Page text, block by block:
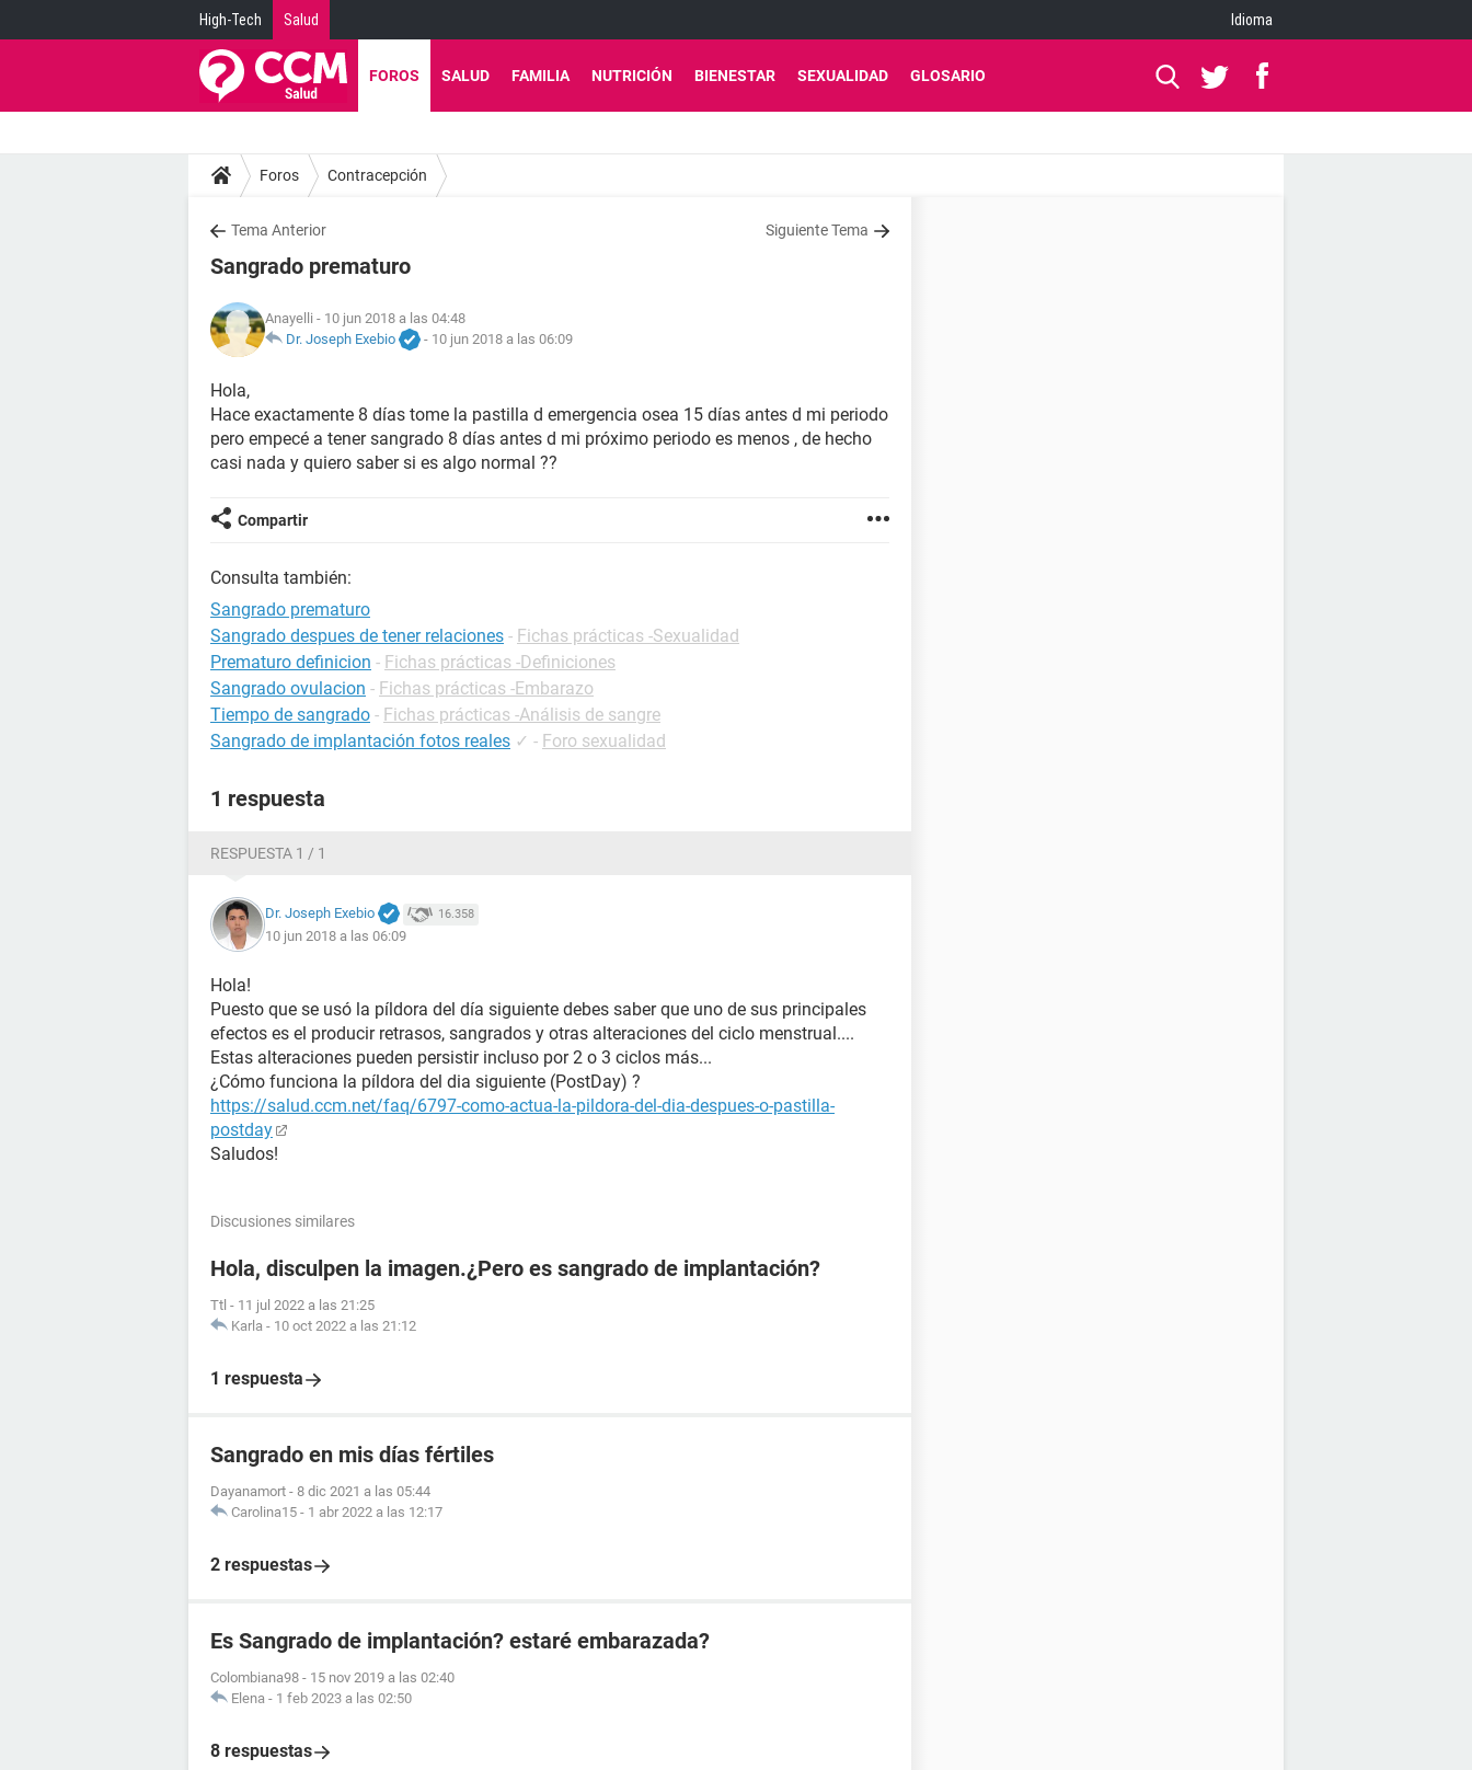
High-Tech Salud Idioma
FOROS SALUD FAMILIA NUTRICIÓN BIENESTAR SEXUALIDAD GLOSARIO
Foros Contracepción
Tema Anterior Siguiente Tema
Sangrado prematuro
Anayelli - 10 jun 2018 a las 04:48
Dr. Joseph Exebio
- 10 jun 2018 a las 06:09
Hola,
Hace exactamente 8 días tome la pastilla d emergencia osea 15 días antes d mi periodo
pero empecé a tener sangrado 8 días antes d mi próximo periodo es menos , de hecho
casi nada y quiero saber si es algo normal ??
Compartir
Consulta también:
Sangrado prematuro
Sangrado despues de tener relaciones - Fichas prácticas -Sexualidad
Prematuro definicion - Fichas prácticas -Definiciones
Sangrado ovulacion - Fichas prácticas -Embarazo
Tiempo de sangrado - Fichas prácticas -Análisis de sangre
Sangrado de implantación fotos reales ✓ - Foro sexualidad
1 respuesta
RESPUESTA 1 / 1
Dr. Joseph Exebio 16.358
10 jun 2018 a las 06:09
Hola!
Puesto que se usó la píldora del día siguiente debes saber que uno de sus principales
efectos es el producir retrasos, sangrados y otras alteraciones del ciclo menstrual....
Estas alteraciones pueden persistir incluso por 2 o 3 ciclos más...
¿Cómo funciona la píldora del dia siguiente (PostDay) ?
https://salud.ccm.net/faq/6797-como-actua-la-pildora-del-dia-despues-o-pastilla-
postday
Saludos!
Discusiones similares
Hola, disculpen la imagen.¿Pero es sangrado de implantación?
Ttl - 11 jul 2022 a las 21:25
Karla - 10 oct 2022 a las 21:12
1 respuesta
Sangrado en mis días fértiles
Dayanamort - 8 dic 2021 a las 05:44
Carolina15 - 1 abr 2022 a las 12:17
2 respuestas
Es Sangrado de implantación? estaré embarazada?
Colombiana98 - 15 nov 2019 a las 02:40
Elena - 1 feb 2023 a las 02:50
8 respuestas